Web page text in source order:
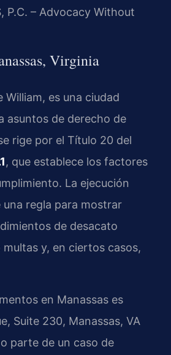
P.C. – Advocacy Without
Virginia
es una ciudad
asuntos de derecho de
rige por el Título 20 del
, que establece los factores
La ejecución
regla para mostrar
de desacato
y, en ciertos casos,
en Manassas es
Suite 230, Manassas, VA
parte de un caso de